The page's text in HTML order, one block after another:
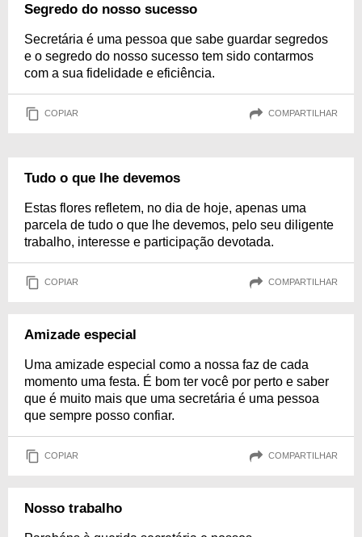
Segredo do nosso sucesso
Secretária é uma pessoa que sabe guardar segredos
e o segredo do nosso sucesso tem sido contarmos
com a sua fidelidade e eficiência.
COPIAR COMPARTILHAR
Tudo o que lhe devemos
Estas flores refletem, no dia de hoje, apenas uma
parcela de tudo o que lhe devemos, pelo seu diligente
trabalho, interesse e participação devotada.
COPIAR COMPARTILHAR
Amizade especial
Uma amizade especial como a nossa faz de cada
momento uma festa. É bom ter você por perto e saber
que é muito mais que uma secretária é uma pessoa
que sempre posso confiar.
COPIAR COMPARTILHAR
Nosso trabalho